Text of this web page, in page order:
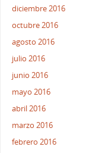
diciembre 2016
octubre 2016
agosto 2016
julio 2016
junio 2016
mayo 2016
abril 2016
marzo 2016
febrero 2016